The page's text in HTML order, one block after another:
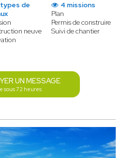
types de
neuve
4 missions
Plan
Permis de construire
Suivi de chantier
UN MESSAGE
sous 72 heures